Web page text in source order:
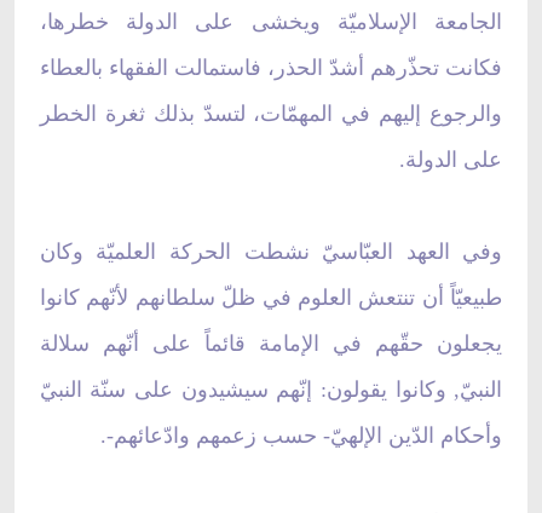
الجامعة الإسلاميّة ويخشى على الدولة خطرها،
فكانت تحذّرهم أشدّ الحذر، فاستمالت الفقهاء بالعطاء
والرجوع إليهم في المهمّات، لتسدّ بذلك ثغرة الخطر
على الدولة.
وفي العهد العبّاسيّ نشطت الحركة العلميّة وكان
طبيعيّاً أن تنتعش العلوم في ظلّ سلطانهم لأنّهم كانوا
يجعلون حقّهم في الإمامة قائماً على أنّهم سلالة
النبيّ, وكانوا يقولون: إنّهم سيشيدون على سنّة النبيّ
وأحكام الدّين الإلهيّ- حسب زعمهم وادّعائهم-.